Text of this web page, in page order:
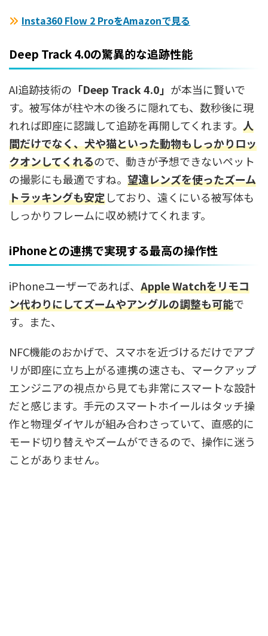
Insta360 Flow 2 ProをAmazonで見る
Deep Track 4.0の驚異的な追跡性能
AI追跡技術の 「Deep Track 4.0」 が本当に賢いで
す。被写体が柱や木の後ろに隠れても、数秒後に現
れれば即座に認識して追跡を再開してくれます。 人
間だけでなく、犬や猫といった動物もしっかりロッ
クオンしてくれるので、動きが予想できないペット
の撮影にも最適ですね。 望遠レンズを使ったズーム
トラッキングも安定しており、遠くにいる被写体も
しっかりフレームに収め続けてくれます。
iPhoneとの連携で実現する最高の操作性
iPhoneユーザーであれば、 Apple Watchをリモコ
ン代わりにしてズームやアングルの調整も可能で
す。また、
NFC機能のおかげで、スマホを近づけるだけでアプ
リが即座に立ち上がる連携の速さも、マークアップ
エンジニアの視点から見ても非常にスマートな設計
だと感じます。手元のスマートホイールはタッチ操
作と物理ダイヤルが組み合わさっていて、直感的に
モード切り替えやズームができるので、操作に迷う
ことがありません。